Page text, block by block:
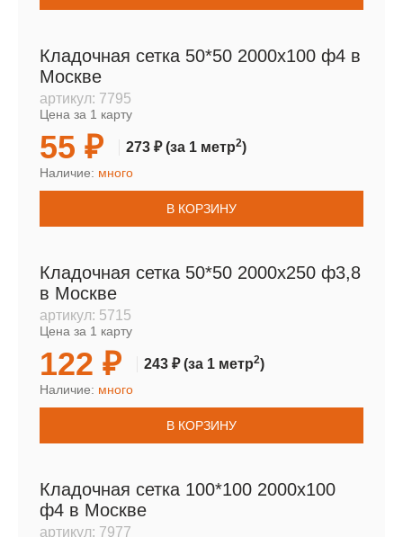
Кладочная сетка 50*50 2000х100 ф4 в
Москве
артикул: 7795
Цена за 1 карту
55 ₽ 273 ₽(за 1 метр2)
Наличие: много
В КОРЗИНУ
Кладочная сетка 50*50 2000х250 ф3,8
в Москве
артикул: 5715
Цена за 1 карту
122 ₽ 243 ₽(за 1 метр2)
Наличие: много
В КОРЗИНУ
Кладочная сетка 100*100 2000х100
ф4 в Москве
артикул: 7977